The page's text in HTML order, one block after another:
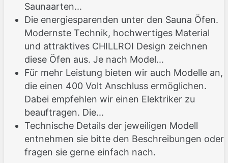
Saunaarten...
Die energiesparenden unter den Sauna Öfen.
Modernste Technik, hochwertiges Material
und attraktives CHILLROI Design zeichnen
diese Öfen aus. Je nach Model...
Für mehr Leistung bieten wir auch Modelle an,
die einen 400 Volt Anschluss ermöglichen.
Dabei empfehlen wir einen Elektriker zu
beauftragen. Die...
Technische Details der jeweiligen Modell
entnehmen sie bitte den Beschreibungen oder
fragen sie gerne einfach nach.